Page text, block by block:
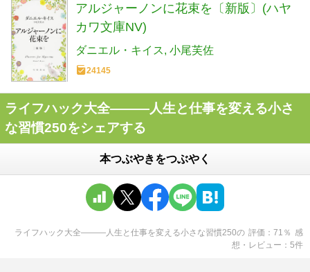
アルジャーノンに花束を〔新版〕(ハヤ
カワ文庫NV)
ダニエル・キイス 小尾芙佐
24145
ライフハック大全―――人生と仕事を変える小さ
な習慣250をシェアする
本つぶやきをつぶやく
ライフハック大全―――人生と仕事を変える小さな習慣250の 評価 71 ％ 感
想・レビュー
5件